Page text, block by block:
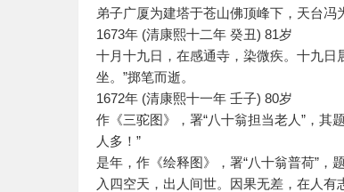
弟子广厦为建塔于苍山佛顶峰下，天台冯
1673年 (清康熙十二年 癸丑) 81岁
十月十九日，在感通寺，染微疾。十九日
坐。”掷笔而逝。
1672年 (清康熙十一年 壬子) 80岁
作《三驼图》，署“八十翁担当老人”，其
人多！”
是年，作《绘释图》，署“八十翁普荷”，
入四空天，出人间世。因果无差，在人